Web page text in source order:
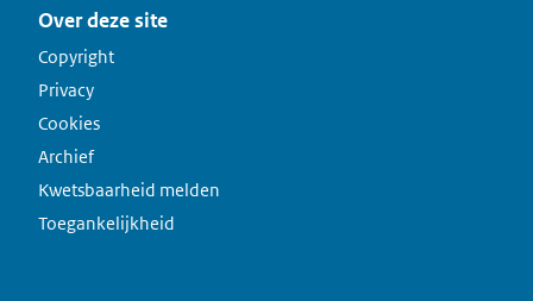
Over deze site
Copyright
Privacy
Cookies
Archief
Kwetsbaarheid melden
Toegankelijkheid